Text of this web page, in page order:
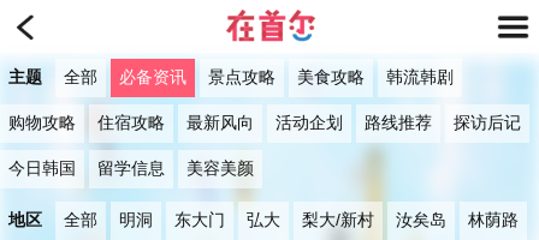
主题 全部 必备资讯 景点攻略 美食攻略 韩流韩剧
购物攻略 住宿攻略 最新风向 活动企划 路线推荐 探访后记
今日韩国 留学信息 美容美颜
地区 全部 明洞 东大门 弘大 梨大/新村 汝矣岛 林荫路